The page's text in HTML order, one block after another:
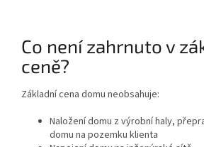
Co není zahrnuto v
ceně?
Základní cena domu neobsahuje:
Naložení domu z výrobní haly,
domu na pozemku klienta